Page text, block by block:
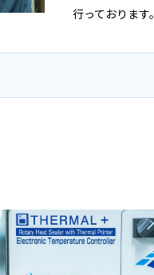
行っております。